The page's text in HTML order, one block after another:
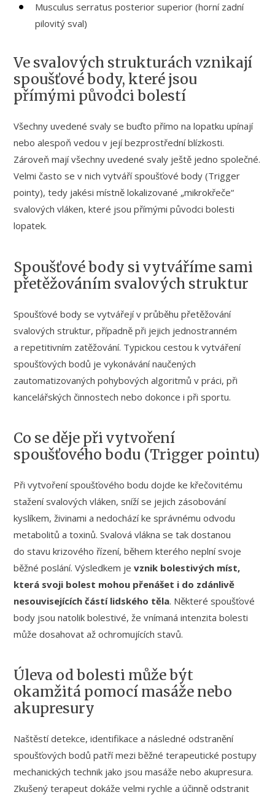
Musculus serratus posterior superior (horní zadní
pilovitý sval)
Ve svalových strukturách vznikají
spoušťové body, které jsou
přímými původci bolestí
Všechny uvedené svaly se buďto přímo na lopatku upínají
nebo alespoň vedou v její bezprostřední blízkosti.
Zároveň mají všechny uvedené svaly ještě jedno společné.
Velmi často se v nich vytváří spoušťové body (Trigger
pointy), tedy jakési místně lokalizované „mikrokřeče“
svalových vláken, které jsou přímými původci bolesti
lopatek.
Spoušťové body si vytváříme sami
přetěžováním svalových struktur
Spoušťové body se vytvářejí v průběhu přetěžování
svalových struktur, případně při jejich jednostranném
a repetitivním zatěžování. Typickou cestou k vytváření
spoušťových bodů je vykonávání naučených
zautomatizovaných pohybových algoritmů v práci, při
kancelářských činnostech nebo dokonce i při sportu.
Co se děje při vytvoření
spoušťového bodu (Trigger pointu)
Při vytvoření spoušťového bodu dojde ke křečovitému
stažení svalových vláken, sníží se jejich zásobování
kyslíkem, živinami a nedochází ke správnému odvodu
metabolitů a toxinů. Svalová vlákna se tak dostanou
do stavu krizového řízení, během kterého neplní svoje
běžné poslání. Výsledkem jevznik bolestivých míst,
která svoji bolest mohou přenášet i do zdánlivě
nesouvisejících částí lidského těla. Některé spoušťové
body jsou natolik bolestivé, že vnímaná intenzita bolesti
může dosahovat až ochromujících stavů.
Úleva od bolesti může být
okamžitá pomocí masáže nebo
akupresury
Naštěstí detekce, identifikace a následné odstranění
spoušťových bodů patří mezi běžné terapeutické postupy
mechanických technik jako jsou masáže nebo akupresura.
Zkušený terapeut dokáže velmi rychle a účinně odstranit